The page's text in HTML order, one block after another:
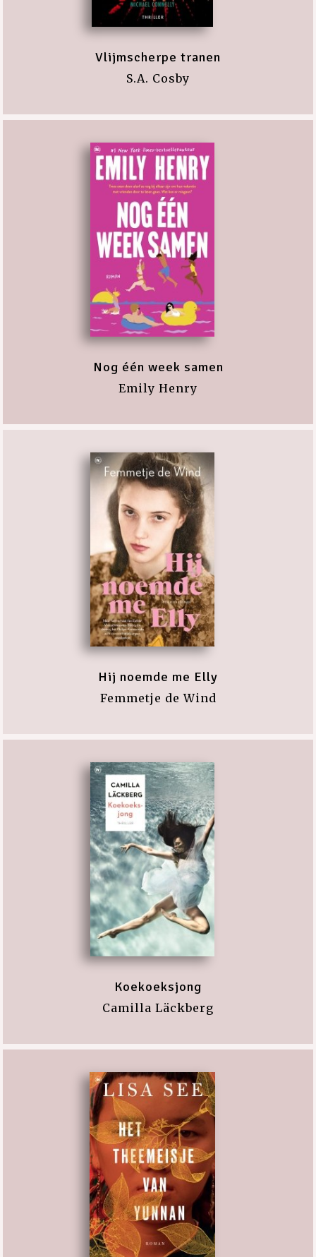
Vlijmscherpe tranen
S.A. Cosby
Nog één week samen
Emily Henry
Hij noemde me Elly
Femmetje de Wind
Koekoeksjong
Camilla Läckberg